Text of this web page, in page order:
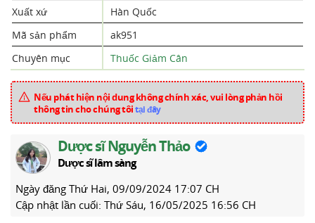
Xuất xứ
Hàn Quốc
Mã sản phẩm
ak951
Chuyên mục
Thuốc Giảm Cân
Nếu phát hiện nội dung không chính xác, vui lòng phản hồi
thông tin cho chúng tôitại đây
Dược sĩ Nguyễn Thảo
Dược sĩ lâm sàng
Ngày đăng Thứ Hai, 09/09/2024 17:07 CH
Cập nhật lần cuối: Thứ Sáu, 16/05/2025 16:56 CH